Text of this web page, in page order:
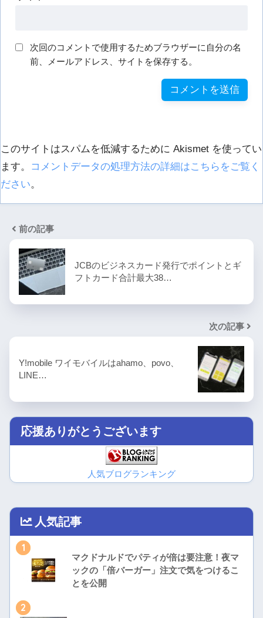
次回のコメントで使用するためブラウザーに自分の名
前、メールアドレス、サイトを保存する。
このサイトはスパムを低減するために Akismet を使ってい
ます。
コメントデータの処理方法の詳細はこちらをご覧く
ださい。
前の記事
JCBのビジネスカード発行でポイントとギ
フトカード合計最大38…
次の記事
Y!mobile ワイモバイルはahamo、povo、
LINE…
応援ありがとうございます
人気ブログランキング
人気記事
1
マクドナルドでパティが倍は要注意！夜マ
ックの「倍バーガー」注文で気をつけるこ
とを公開
2